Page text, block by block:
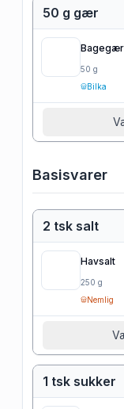
50 g gær
Bagegær
50 g
Bilka
Basisvarer
2 tsk salt
Havsalt
250 g
Nemlig
1 tsk sukker